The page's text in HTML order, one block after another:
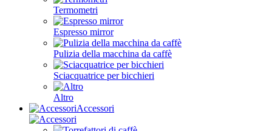
Termometri
Espresso mirror
Pulizia della macchina da caffè
Sciacquatrice per bicchieri
Altro
Accessori